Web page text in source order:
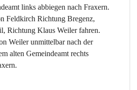
links abbiegen nach Fraxern.
Feldkirch Richtung Bregenz,
Richtung Klaus Weiler fahren.
Weiler unmittelbar nach der
alten Gemeindeamt rechts